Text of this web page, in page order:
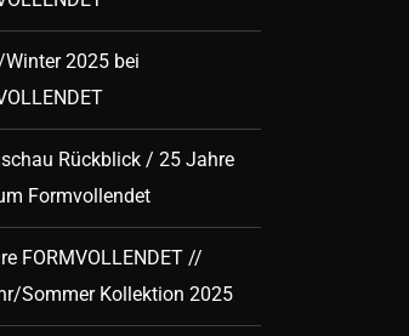
2025 bei
Rückblick / 25 Jahre
Formvollendet
FORMVOLLENDET //
Sommer Kollektion 2025